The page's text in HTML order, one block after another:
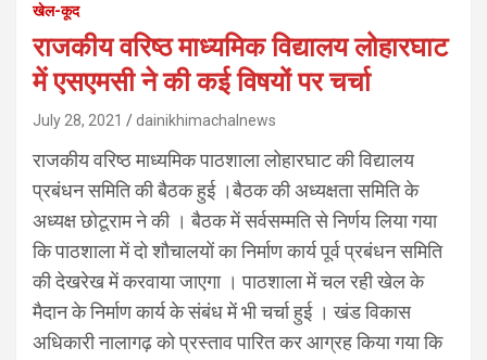
खेल-कूद
राजकीय वरिष्ठ माध्यमिक विद्यालय लोहारघाट
में एसएमसी ने की कई विषयों पर चर्चा
July 28, 2021 dainikhimachalnews
राजकीय वरिष्ठ माध्यमिक पाठशाला लोहारघाट की विद्यालय
प्रबंधन समिति की बैठक हुई ।बैठक की अध्यक्षता समिति के
अध्यक्ष छोटूराम ने की । बैठक में सर्वसम्मति से निर्णय लिया गया
कि पाठशाला में दो शौचालयों का निर्माण कार्य पूर्व प्रबंधन समिति
की देखरेख में करवाया जाएगा । पाठशाला में चल रही खेल के
मैदान के निर्माण कार्य के संबंध में भी चर्चा हुई । खंड विकास
अधिकारी नालागढ़ को प्रस्ताव पारित कर आग्रह किया गया कि